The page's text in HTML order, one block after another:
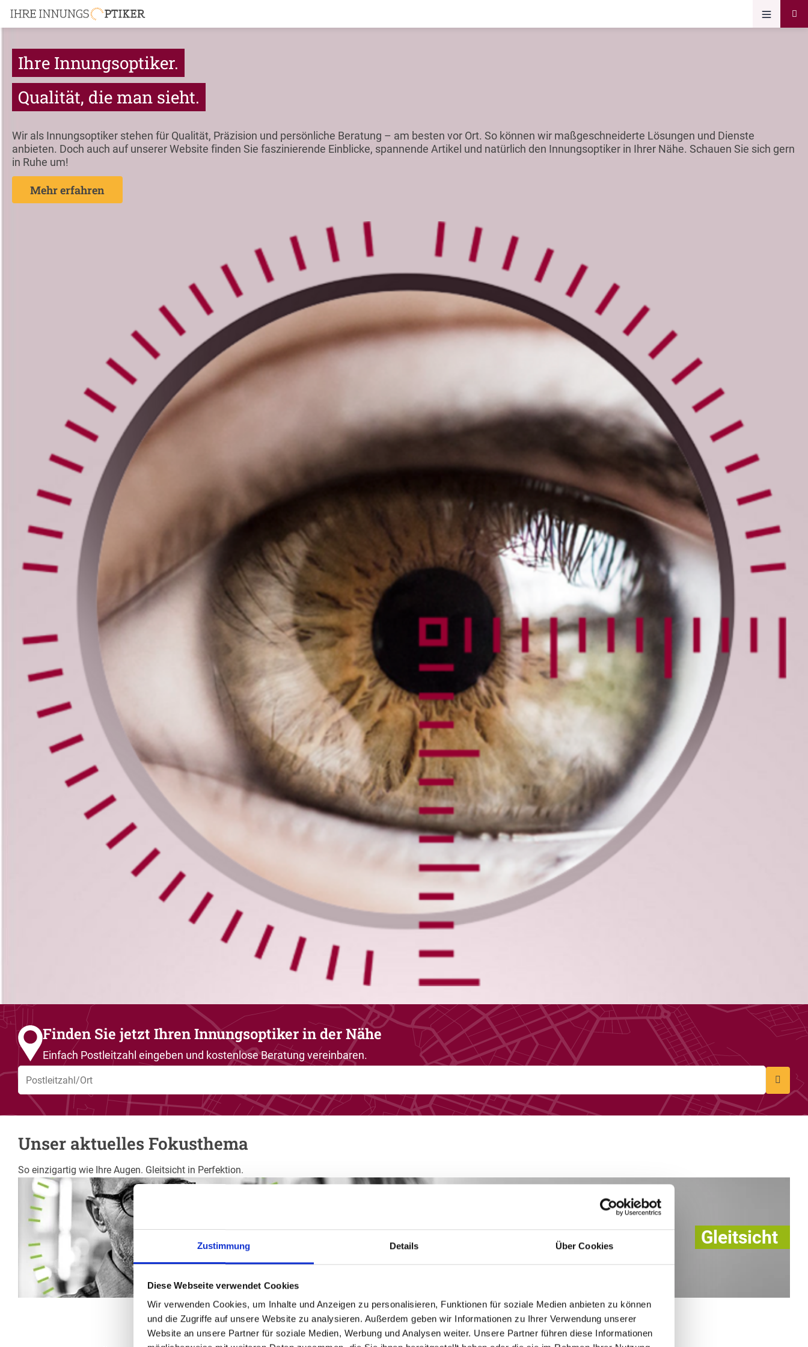
Zustimmung Details Über Cookies
Diese Webseite verwendet Cookies
Wir verwenden Cookies, um Inhalte und Anzeigen zu personalisieren, Funktionen für soziale Medien anbieten zu können
und die Zugriffe auf unsere Website zu analysieren. Außerdem geben wir Informationen zu Ihrer Verwendung unserer
Website an unsere Partner für soziale Medien, Werbung und Analysen weiter. Unsere Partner führen diese Informationen
Ihre Innungsoptiker.
Qualität, die man sieht.
Wir als Innungsoptiker stehen für Qualität, Präzision und persönliche Beratung – am besten vor Ort. So können wir maßgeschneiderte Lösungen und Dienste
anbieten. Doch auch auf unserer Website finden Sie faszinierende Einblicke, spannende Artikel und natürlich den Innungsoptiker in Ihrer Nähe. Schauen Sie sich gern
in Ruhe um!
Mehr erfahren
Finden Sie jetzt Ihren Innungsoptiker in der Nähe
Einfach Postleitzahl eingeben und kostenlose Beratung vereinbaren.
Unser aktuelles Fokusthema
So einzigartig wie Ihre Augen. Gleitsicht in Perfektion.
Gleitsicht
Wissen und Tipps rund ums Sehen